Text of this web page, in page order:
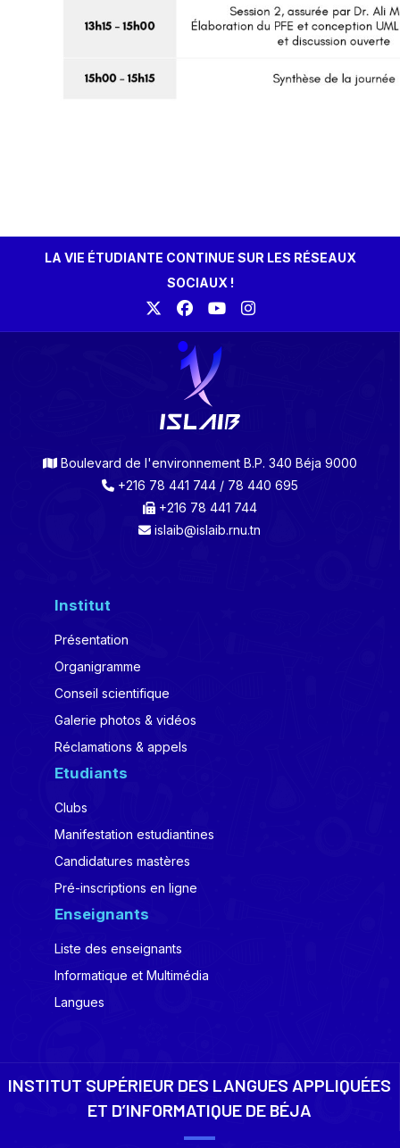
LA VIE ÉTUDIANTE CONTINUE SUR LES RÉSEAUX
SOCIAUX !
Boulevard de l'environnement B.P. 340 Béja 9000
+216 78 441 744 / 78 440 695
+216 78 441 744
islaib@islaib.rnu.tn
Institut
Présentation
Organigramme
Conseil scientifique
Galerie photos & vidéos
Réclamations & appels
Etudiants
Clubs
Manifestation estudiantines
Candidatures mastères
Pré-inscriptions en ligne
Enseignants
Liste des enseignants
Informatique et Multimédia
Langues
INSTITUT SUPÉRIEUR DES LANGUES APPLIQUÉES
ET D’INFORMATIQUE DE BÉJA